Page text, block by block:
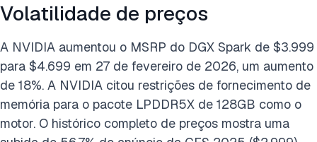
Volatilidade de preços
A NVIDIA aumentou o MSRP do DGX Spark de $3.999
para $4.699 em 27 de fevereiro de 2026, um aumento
de 18%. A NVIDIA citou restrições de fornecimento de
memória para o pacote LPDDR5X de 128GB como o
motor. O histórico completo de preços mostra uma